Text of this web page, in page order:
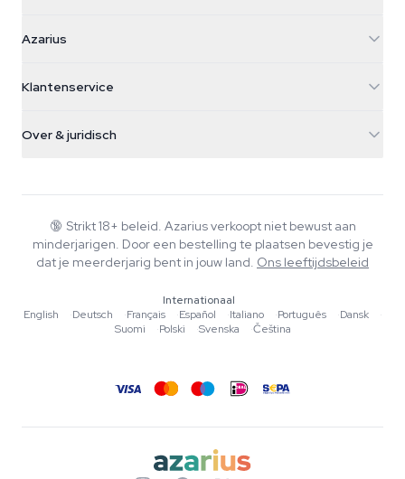
Galvaniweg 11
Nederland
+31(0)204897914
Azarius
Smokeshop
Klantenservice
Retourbeleid
Veelgestelde vragen
Privacybeleid
Over & juridisch
Wiki
Muziek
Redactionele normen
Tools & Calculators
🔞 Strikt 18+ beleid. Azarius verkoopt niet bewust aan
minderjarigen. Door een bestelling te plaatsen bevestig je
dat je meerderjarig bent in jouw land. Ons leeftijdsbeleid
Internationaal
English
·Deutsch ·Français ·Español ·Italiano ·Português ·Dansk
·
Suomi
·Polski ·Svenska ·Čeština